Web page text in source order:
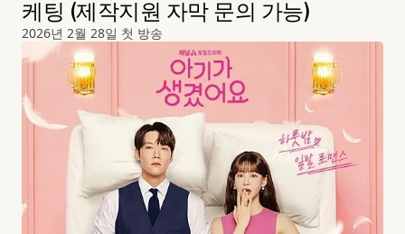
케팅 (제작지원 자막 문의 가능)
2026년 2월 28일 첫 방송